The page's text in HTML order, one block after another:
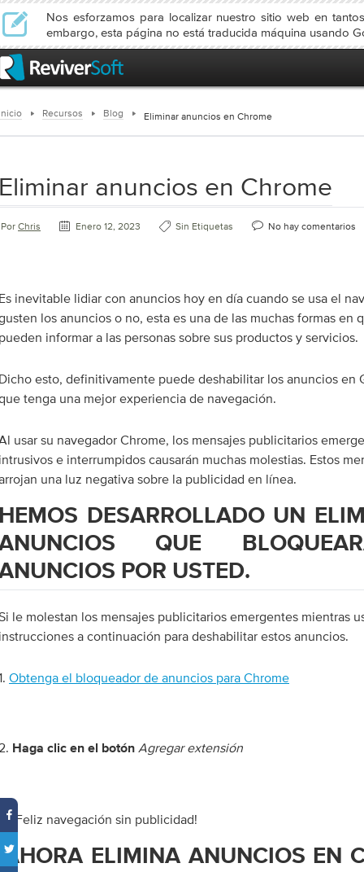
Nos esforzamos para localizar nuestro sitio web en
embargo, esta página no está traducida máquina usando
Recursos Blog Eliminar anuncios en Chrome
anuncios en Chrome
Por Chris Enero 12, 2023 Sin Etiquetas No hay comentarios
inevitable lidiar con anuncios hoy en día cuando se usa el
los anuncios o no, esta es una de las muchas formas en
informar a las personas sobre sus productos y servicios.
esto, definitivamente puede deshabilitar los anuncios en
tenga una mejor experiencia de navegación.
usar su navegador Chrome, los mensajes publicitarios
e interrumpidos causarán muchas molestias. Estos
una luz negativa sobre la publicidad en línea.
DESARROLLADO UN
QUE
POR USTED.
le molestan los mensajes publicitarios emergentes mientras
a continuación para deshabilitar estos anuncios.
Obtenga el bloqueador de anuncios para Chrome
Haga clic en el botón Agregar extensión
¡Feliz navegación sin publicidad!
ELIMINA ANUNCIOS EN